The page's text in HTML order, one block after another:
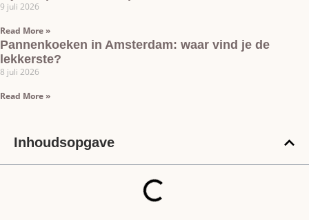
9 juli 2026
Read More »
Pannenkoeken in Amsterdam: waar vind je de
lekkerste?
8 juli 2026
Read More »
Inhoudsopgave